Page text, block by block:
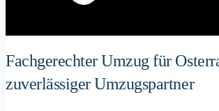
Fachgerechter Umzug für
zuverlässiger Umzugspartner